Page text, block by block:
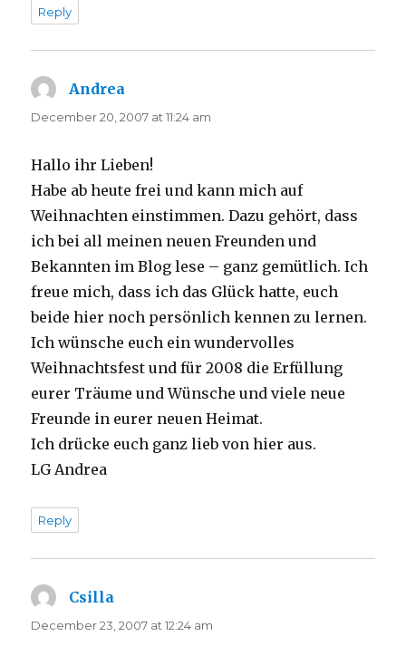
Reply
Andrea
December 20, 2007 at 11:24 am
Hallo ihr Lieben!
Habe ab heute frei und kann mich auf
Weihnachten einstimmen. Dazu gehört, dass
ich bei all meinen neuen Freunden und
Bekannten im Blog lese – ganz gemütlich. Ich
freue mich, dass ich das Glück hatte, euch
beide hier noch persönlich kennen zu lernen.
Ich wünsche euch ein wundervolles
Weihnachtsfest und für 2008 die Erfüllung
eurer Träume und Wünsche und viele neue
Freunde in eurer neuen Heimat.
Ich drücke euch ganz lieb von hier aus.
LG Andrea
Reply
Csilla
December 23, 2007 at 12:24 am